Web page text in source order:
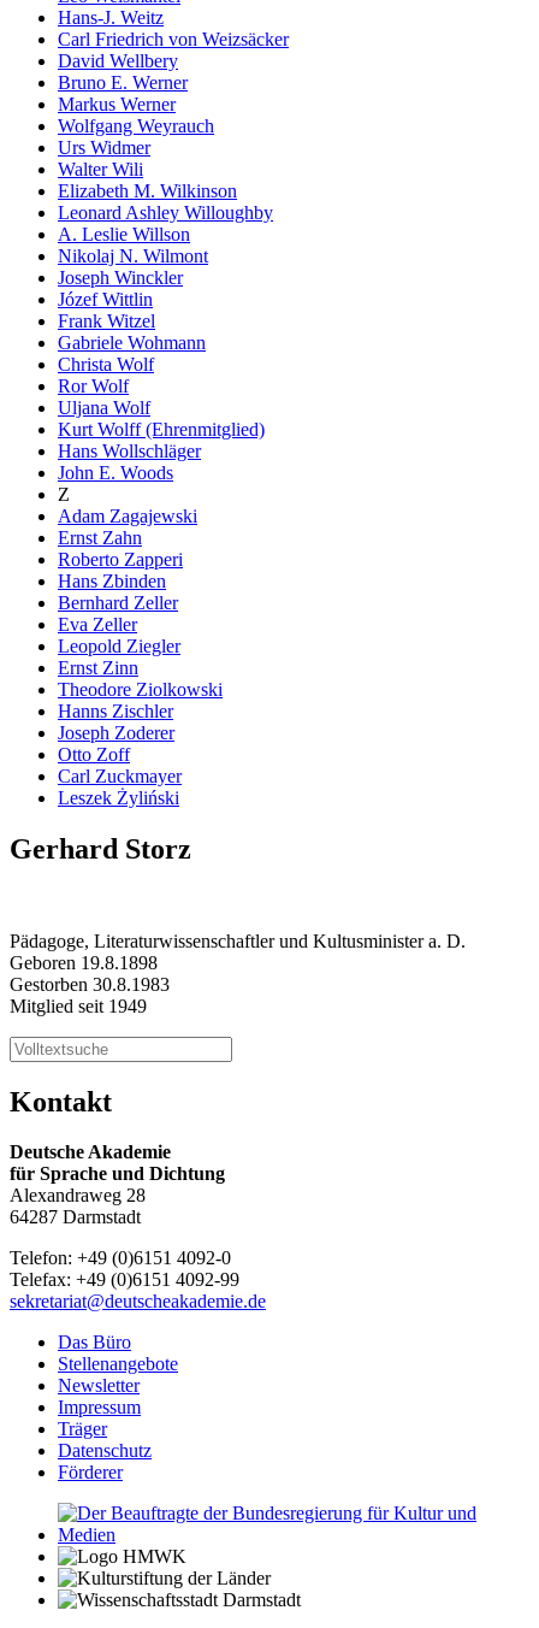
Hans-J. Weitz
Carl Friedrich von Weizsäcker
David Wellbery
Bruno E. Werner
Markus Werner
Wolfgang Weyrauch
Urs Widmer
Walter Wili
Elizabeth M. Wilkinson
Leonard Ashley Willoughby
A. Leslie Willson
Nikolaj N. Wilmont
Joseph Winckler
Józef Wittlin
Frank Witzel
Gabriele Wohmann
Christa Wolf
Ror Wolf
Uljana Wolf
Kurt Wolff (Ehrenmitglied)
Hans Wollschläger
John E. Woods
Z
Adam Zagajewski
Ernst Zahn
Roberto Zapperi
Hans Zbinden
Bernhard Zeller
Eva Zeller
Leopold Ziegler
Ernst Zinn
Theodore Ziolkowski
Hanns Zischler
Joseph Zoderer
Otto Zoff
Carl Zuckmayer
Leszek Żyliński
Gerhard Storz
Pädagoge, Literaturwissenschaftler und Kultusminister a. D.
Geboren 19.8.1898
Gestorben 30.8.1983
Mitglied seit 1949
Kontakt
Deutsche Akademie
für Sprache und Dichtung
Alexandraweg 28
64287 Darmstadt
Telefon: +49 (0)6151 4092-0
Telefax: +49 (0)6151 4092-99
sekretariat@deutscheakademie.de
Das Büro
Stellenangebote
Newsletter
Impressum
Träger
Datenschutz
Förderer